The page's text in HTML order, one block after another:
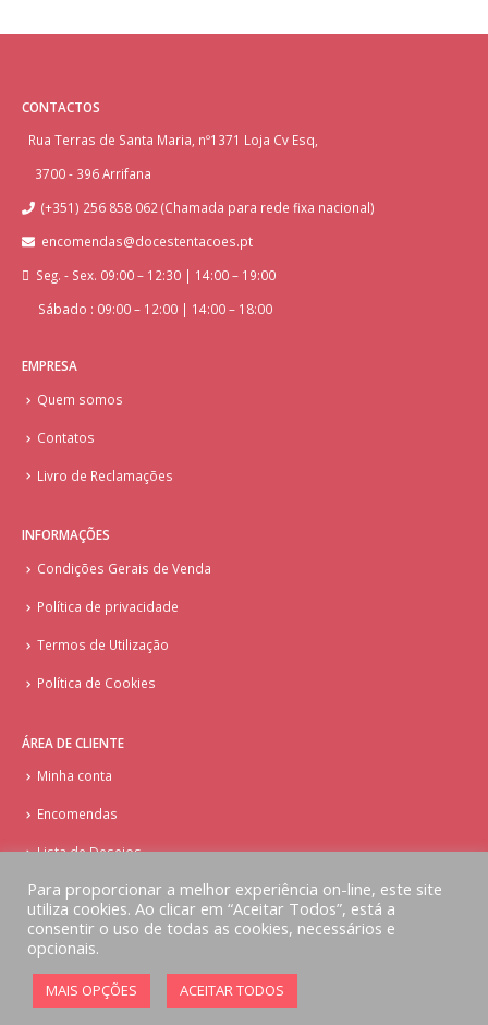
CONTACTOS
Rua Terras de Santa Maria, nº1371 Loja Cv Esq,
3700 - 396 Arrifana
(+351) 256 858 062 (Chamada para rede fixa nacional)
encomendas@docestentacoes.pt
Seg. - Sex. 09:00 – 12:30 | 14:00 – 19:00
Sábado : 09:00 – 12:00 | 14:00 – 18:00
EMPRESA
Quem somos
Contatos
Livro de Reclamações
INFORMAÇÕES
Condições Gerais de Venda
Política de privacidade
Termos de Utilização
Política de Cookies
ÁREA DE CLIENTE
Minha conta
Encomendas
Lista de Desejos
© Copyright - Doces Tentações - Cake Design
Implementado por AlbergueDigital.com
Para proporcionar a melhor experiência on-line, este site
utiliza cookies. Ao clicar em “Aceitar Todos”, está a
consentir o uso de todas as cookies, necessários e
opcionais.
MAIS OPÇÕES ACEITAR TODOS